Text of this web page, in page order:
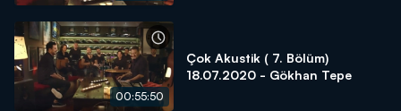
00:55:50
Çok Akustik ( 7. Bölüm)
18.07.2020 - Gökhan Tepe